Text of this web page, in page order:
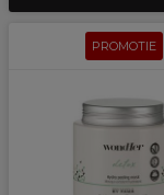
PROMOTIE